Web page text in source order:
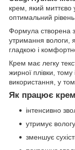
крем, який миттєво
оптимальний
Формула створена з
утримання вологи,
гладкою і
Крем має легку
жирної плівки,
використання, у
Як працює крем
інтенсивно
утримує
зменшує